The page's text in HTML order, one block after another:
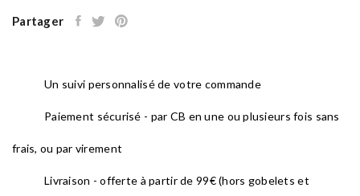
Partager
Un suivi personnalisé de votre commande
Paiement sécurisé - par CB en une ou plusieurs fois sans
frais, ou par virement
Livraison - offerte à partir de 99€ (hors gobelets et